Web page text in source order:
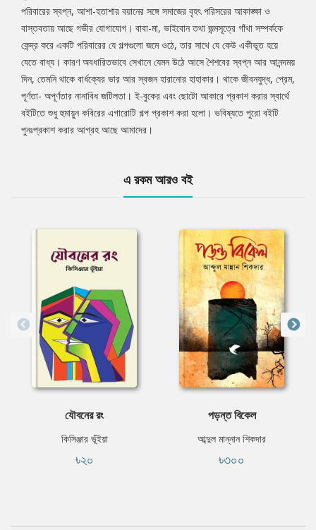
পরিবারের স্বপ্ন, আশা-হতাশার বয়ানের সঙ্গে সমাজের বৃহৎ পরিসরের আকাঙ্ক্ষা ও
বাস্তবতায় আছে গভীর যোগাযোগ। বাবা-মা, ভাইবোন তথা জন্মসূত্রে গাঁথা সম্পর্ককে
কেন্দ্র করে একটি পরিবারের যে গল্পগুলো জমে ওঠে, তার সাথে যে কেউ একীভূত হয়ে
যেতে বাধ্য। কারণ অবধারিতভাবে সেখানে যেমন উঠে আসে শৈশবের স্বপ্ন আর আনন্দময়
দিন, তেমনি থাকে বার্ধক্যের ভার আর স্বজন হারানোর হাহাকার। থাকে জীবনযুদ্ধ, প্রেম,
পূর্ণতা- অপূর্ণতার নানাবিধ জটিলতা। ই-বুকের এবং ছোটো আকারে প্রকাশ করার স্বার্থে
বইটিতে শুধু হুমায়ুন কবিরের এগারোটি গল্প প্রকাশ করা হলো। ভবিষ্যতে পুরো বইটি
পুনঃপ্রকাশ করার আগ্রহ আছে আমাদের।
এ রকম আরও বই
যৌবনের রং
কিসিঞ্জার ভূঁইয়া
৳২০
⁠পড়ন্ত বিকেল
আব্দুল মান্নান শিকদার
৳৩০০